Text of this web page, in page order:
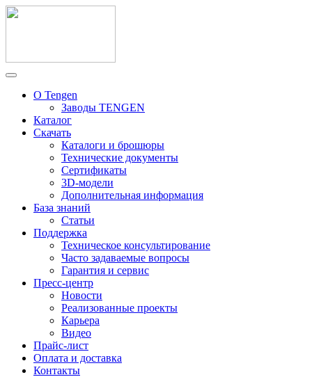
О Tengen
Заводы TENGEN
Каталог
Скачать
Каталоги и брошюры
Технические документы
Сертификаты
3D-модели
Дополнительная информация
База знаний
Статьи
Поддержка
Техническое консультирование
Часто задаваемые вопросы
Гарантия и сервис
Пресс-центр
Новости
Реализованные проекты
Карьера
Видео
Прайс-лист
Оплата и доставка
Контакты